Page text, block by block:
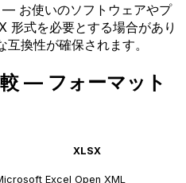
お使いのソフトウェアやプ
形式を必要とする場合があり
換性が確保されます。
— フォーマット
XLSX
Excel Open XML